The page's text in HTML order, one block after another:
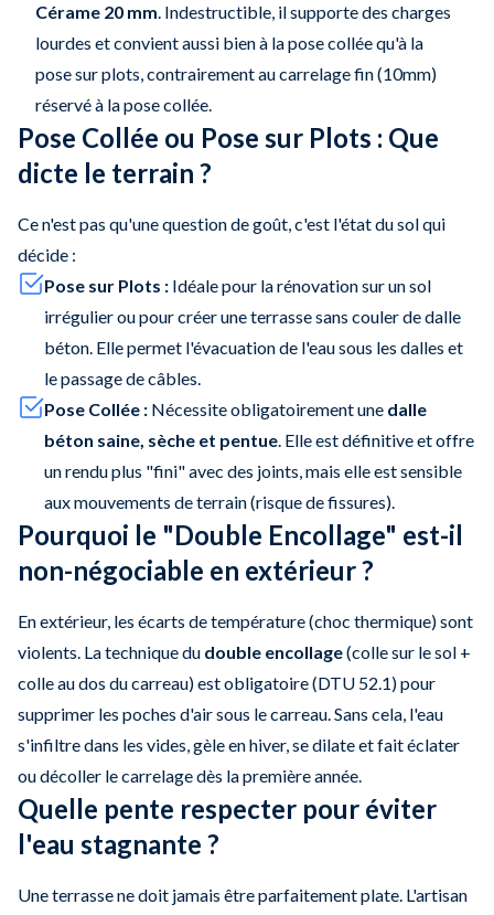
Cérame 20 mm. Indestructible, il supporte des charges
lourdes et convient aussi bien à la pose collée qu'à la
pose sur plots, contrairement au carrelage fin (10mm)
réservé à la pose collée.
Pose Collée ou Pose sur Plots : Que
dicte le terrain ?
Ce n'est pas qu'une question de goût, c'est l'état du sol qui
décide :
Pose sur Plots : Idéale pour la rénovation sur un sol
irrégulier ou pour créer une terrasse sans couler de dalle
béton. Elle permet l'évacuation de l'eau sous les dalles et
le passage de câbles.
Pose Collée : Nécessite obligatoirement une dalle
béton saine, sèche et pentue. Elle est définitive et offre
un rendu plus "fini" avec des joints, mais elle est sensible
aux mouvements de terrain (risque de fissures).
Pourquoi le "Double Encollage" est-il
non-négociable en extérieur ?
En extérieur, les écarts de température (choc thermique) sont
violents. La technique du double encollage(colle sur le sol +
colle au dos du carreau) est obligatoire (DTU 52.1) pour
supprimer les poches d'air sous le carreau. Sans cela, l'eau
s'infiltre dans les vides, gèle en hiver, se dilate et fait éclater
ou décoller le carrelage dès la première année.
Quelle pente respecter pour éviter
l'eau stagnante ?
Une terrasse ne doit jamais être parfaitement plate. L'artisan